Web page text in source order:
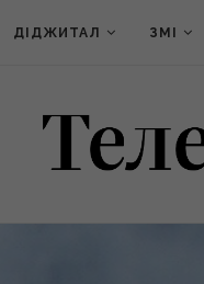
ДІДЖИТАЛ ЗМІ